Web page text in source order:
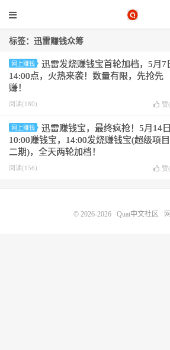
标签：迅雷赚钱众筹
网上赚钱
迅雷发烧赚钱宝首轮加档，5月7
14:00点，火热来袭！数量有限，先抢先
赚！
阅读(180) 赞(
网上赚钱
迅雷赚钱宝，最终疯抢！5月14日
10:00赚钱宝，14:00发烧赚钱宝(超级项目
二期)，全天两轮加档！
阅读(156) 赞(
© 2026-2026 Quai中文社区